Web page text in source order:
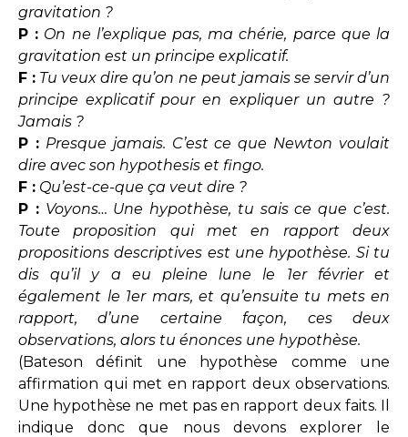
gravitation ?
P : On ne l’explique pas, ma chérie, parce que la
gravitation est un principe explicatif.
F : Tu veux dire qu’on ne peut jamais se servir d’un
principe explicatif pour en expliquer un autre ?
Jamais ?
P : Presque jamais. C’est ce que Newton voulait
dire avec son hypothesis et fingo.
F : Qu’est-ce-que ça veut dire ?
P : Voyons… Une hypothèse, tu sais ce que c’est.
Toute proposition qui met en rapport deux
propositions descriptives est une hypothèse. Si tu
dis qu’il y a eu pleine lune le 1er février et
également le 1er mars, et qu’ensuite tu mets en
rapport, d’une certaine façon, ces deux
observations, alors tu énonces une hypothèse.
(Bateson définit une hypothèse comme une
affirmation qui met en rapport deux observations.
Une hypothèse ne met pas en rapport deux faits. Il
indique donc que nous devons explorer le